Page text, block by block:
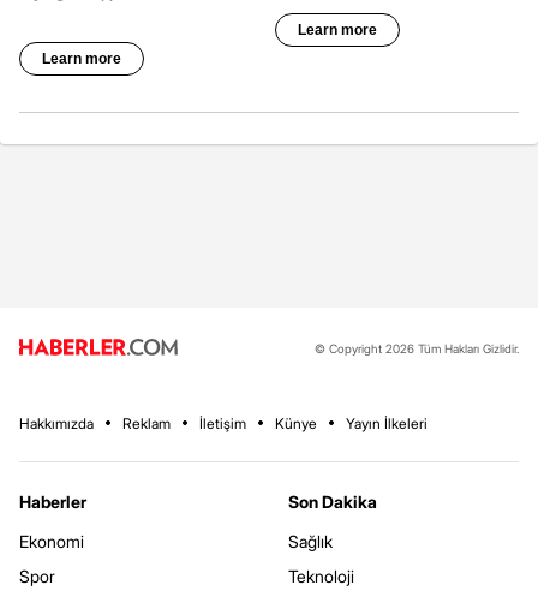
© Copyright 2026 Tüm Hakları Gizlidir.
Hakkımızda Reklam İletişim Künye Yayın İlkeleri
Haberler
Ekonomi
Spor
Son Dakika
Sağlık
Teknoloji